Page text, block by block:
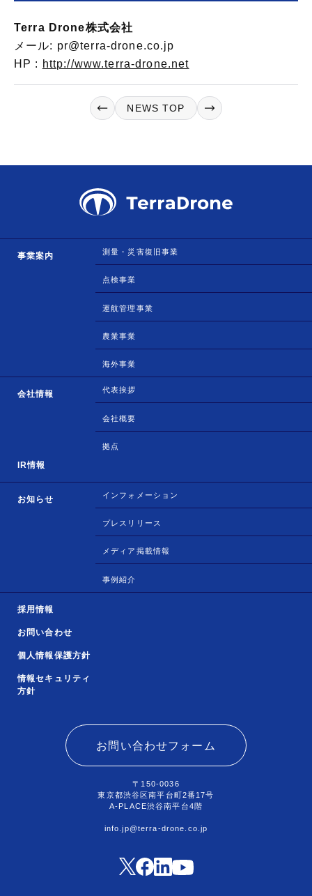
Terra Drone株式会社
メール: pr@terra-drone.co.jp
HP : http://www.terra-drone.net
NEWS TOP
事業案内 測量・災害復旧事業
点検事業
運航管理事業
農業事業
海外事業
会社情報 代表挨拶
会社概要
拠点
IR情報
お知らせ インフォメーション
プレスリリース
メディア掲載情報
事例紹介
採用情報
お問い合わせ
個人情報保護方針
情報セキュリティ
方針
お問い合わせフォーム
〒150-0036
東京都渋谷区南平台町2番17号
A-PLACE渋谷南平台4階
info.jp@terra-drone.co.jp